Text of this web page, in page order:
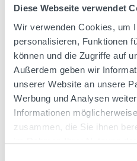
Diese Webseite verwendet
Wir verwenden Cookies, um
personalisieren, Funktionen
können und die Zugriffe auf
Außerdem geben wir
unserer Website an unsere
Werbung und Analysen
Informationen
zusammen, die Sie ihnen
Average rating of 4.8 out of 5